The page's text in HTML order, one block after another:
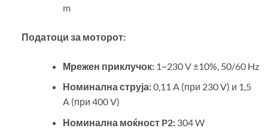
m
Податоци за моторот:
Мрежен приклучок:1~230 V ±10%, 50/60 Hz
Номинална струја:0,11 A (при 230 V) и 1,5
A (при 400 V)
Номинална моќност P2:304 W